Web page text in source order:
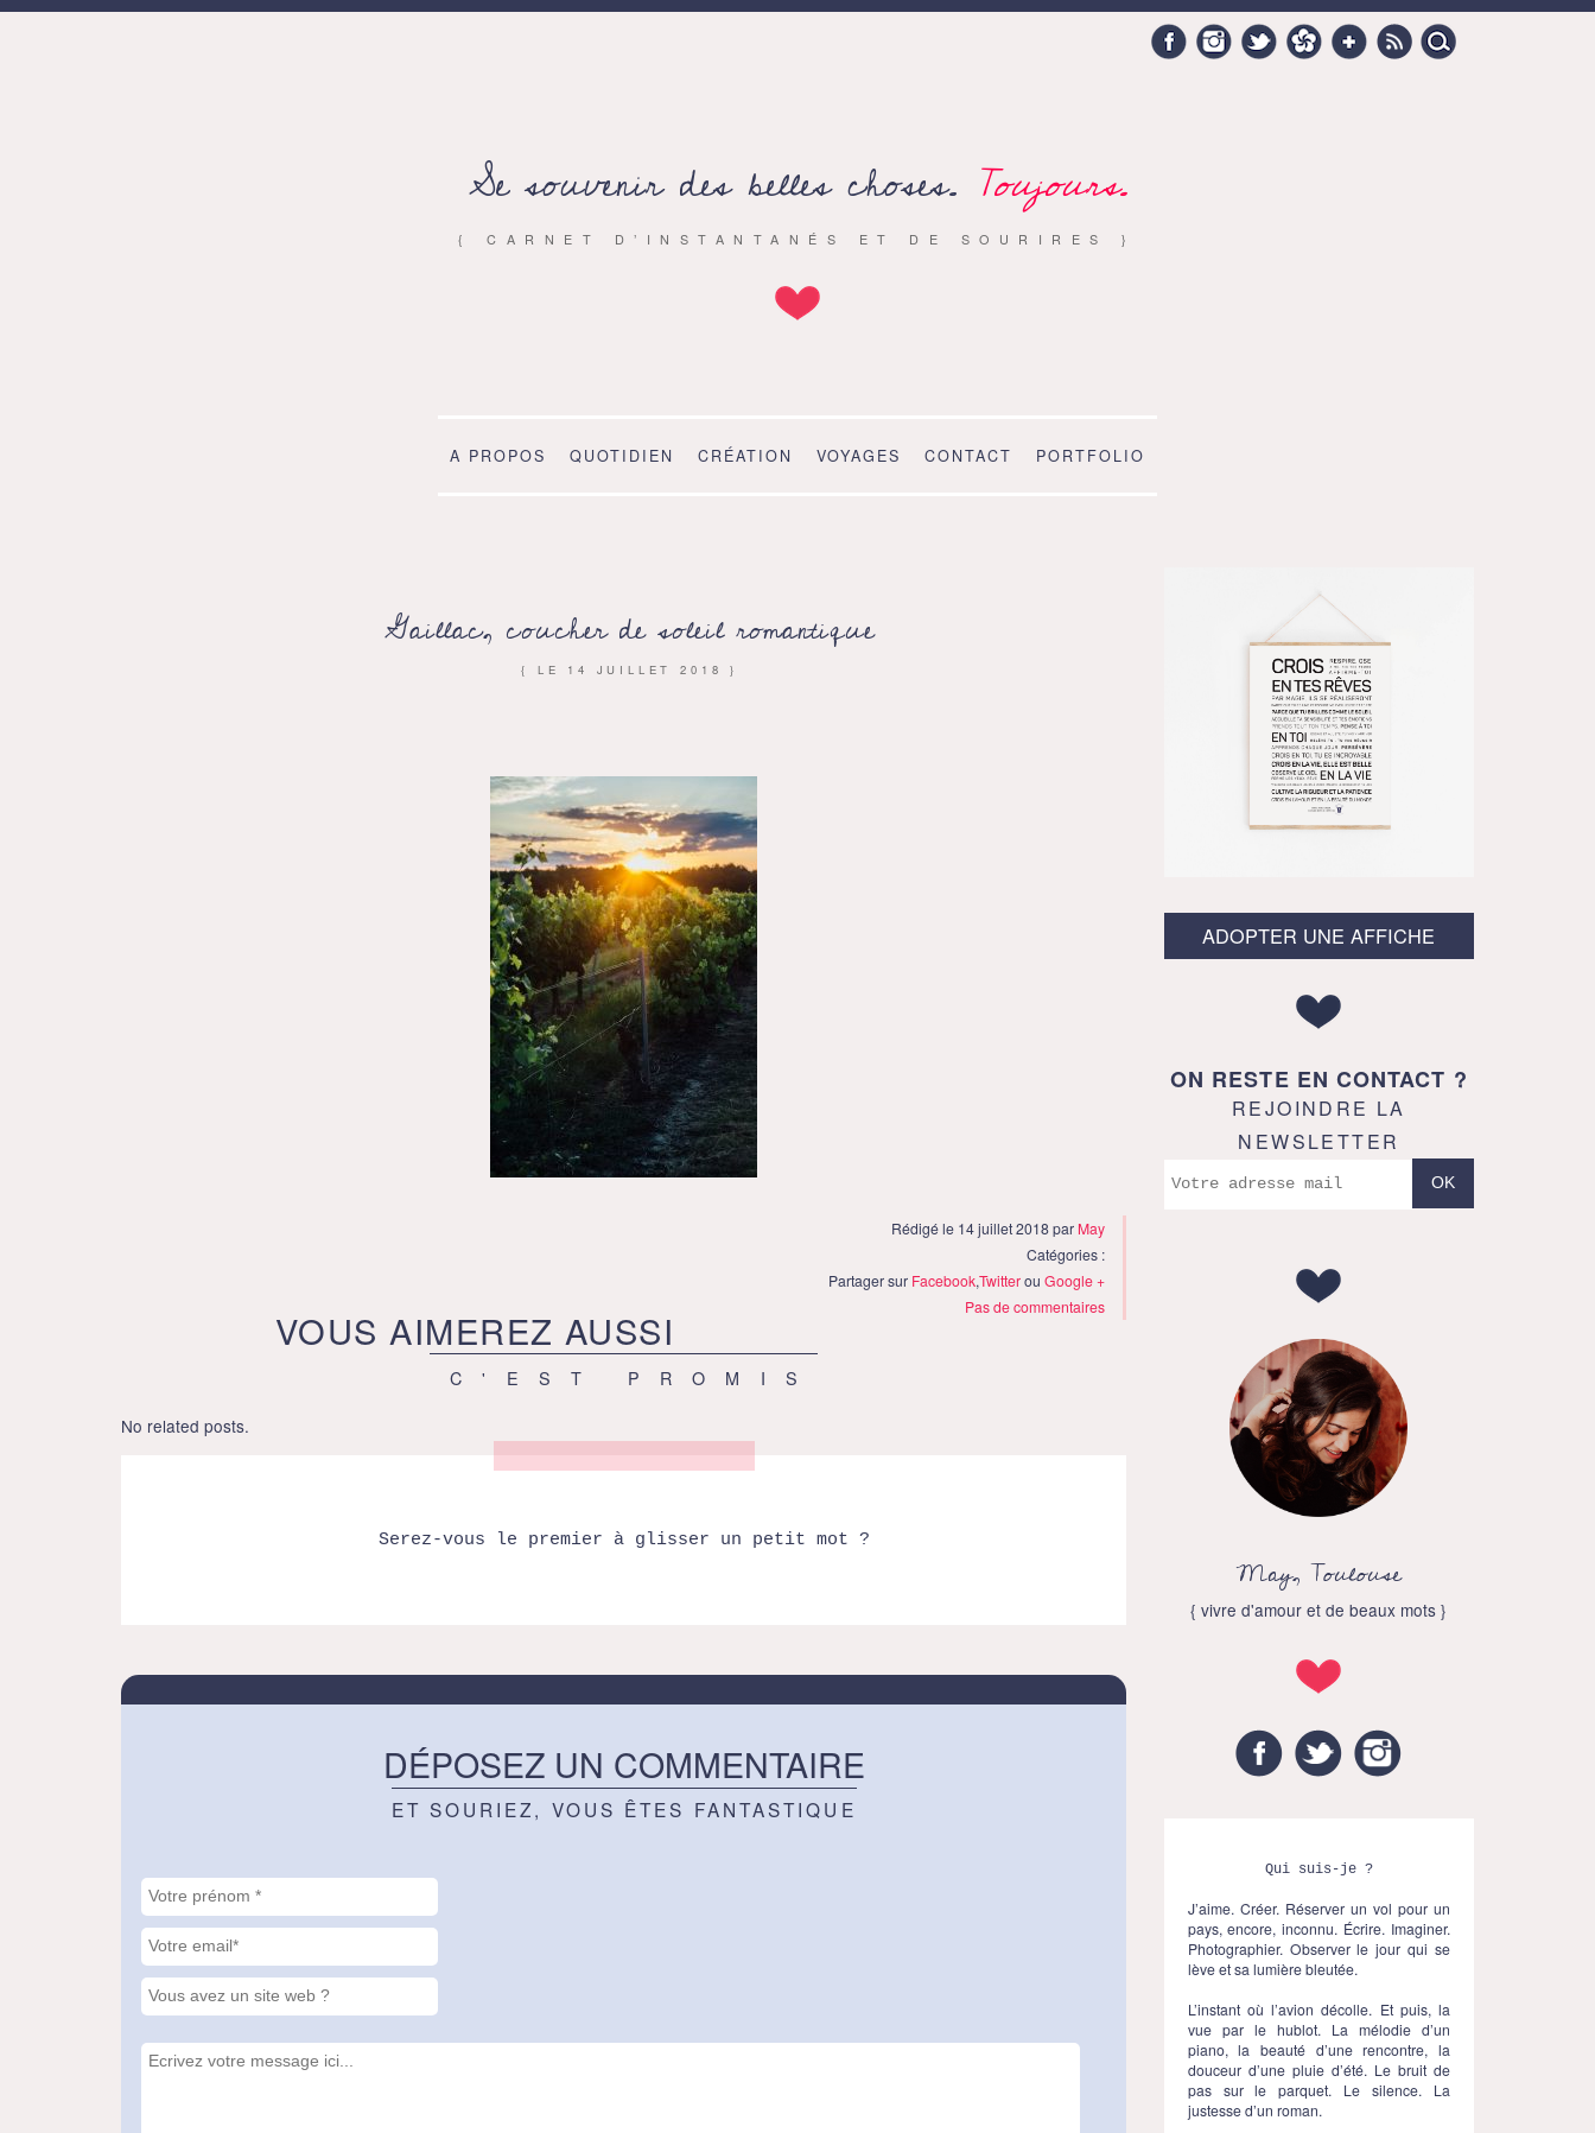
Search
for:
FacebookInstagramTwitter HellocotonGoogle +
RSS
Se souvenir des belles choses. Toujours.
{ CARNET D’INSTANTANÉS ET DE SOURIRES }
A PROPOS QUOTIDIEN CRÉATION VOYAGES CONTACT PORTFOLIO
Gaillac, coucher de soleil romantique
{ LE 14 JUILLET 2018 }
Rédigé le 14 juillet 2018 par May
Catégories :
Partager sur Facebook,TwitterouGoogle +
Pas de commentaires
VOUS AIMEREZ AUSSI
C'EST PROMIS
No related posts.
Serez-vous le premier à glisser un petit mot ?
DÉPOSEZ UN COMMENTAIRE
ET SOURIEZ, VOUS ÊTES FANTASTIQUE
ADOPTER UNE AFFICHE
ON RESTE EN CONTACT ?
REJOINDRE LA
NEWSLETTER
May, Toulouse
{ vivre d'amour et de beaux mots }
FacebookTwitter
Qui suis-je ?
J’aime. Créer. Réserver un vol pour un
pays, encore, inconnu. Écrire. Imaginer.
Photographier. Observer le jour qui se
lève et sa lumière bleutée.
L’instant où l’avion décolle. Et puis, la
vue par le hublot. La mélodie d’un
piano, la beauté d’une rencontre, la
douceur d’une pluie d’été. Le bruit de
pas sur le parquet. Le silence. La
justesse d’un roman.